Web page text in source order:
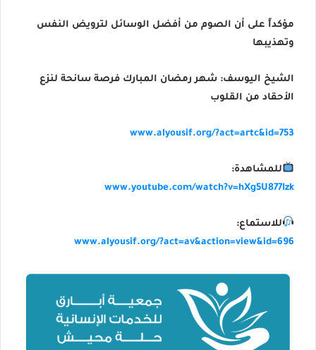
مؤكداً على أن الصوم من أفضل الوسائل لترويض النفس
وتهذيبها
الشيخ اليوسف: شهر رمضان المبارك فرصة سانحة لنزع
الأحقاد من القلوب
www.alyousif.org/?act=artc&id=753
للمشاهدة:
www.youtube.com/watch?v=hXg5U877Izk
للاستماع:
www.alyousif.org/?act=av&action=view&id=696